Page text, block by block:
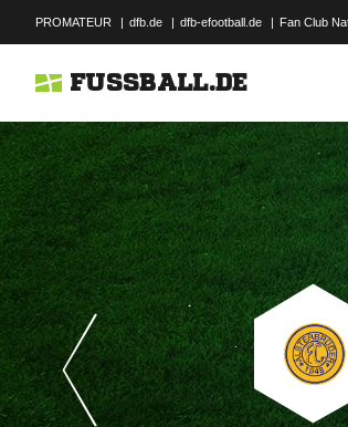
PROMATEUR | dfb.de | dfb-efootball.de | Fan Club
FUSSBALL.DE